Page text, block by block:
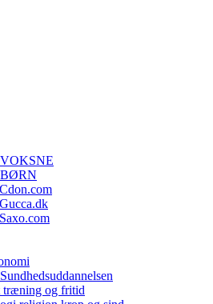
VOKSNE
BØRN
træning og fritid